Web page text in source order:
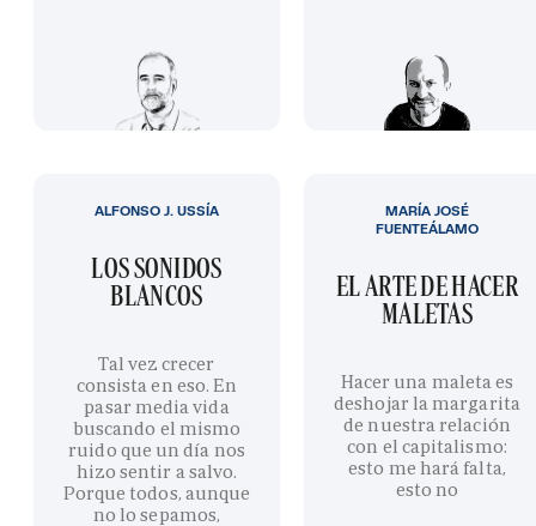
LOS SONIDOS
BLANCOS
Tal vez crecer
consista en eso. En
pasar media vida
buscando el mismo
ruido que un día nos
hizo sentir a salvo.
Porque todos, aunque
no lo sepamos,
ALFONSO J. USSÍA
EL ARTE DE HACER
MALETAS
Hacer una maleta es
deshojar la margarita
de nuestra relación
con el capitalismo:
esto me hará falta,
esto no
MARÍA JOSÉ
FUENTEÁLAMO